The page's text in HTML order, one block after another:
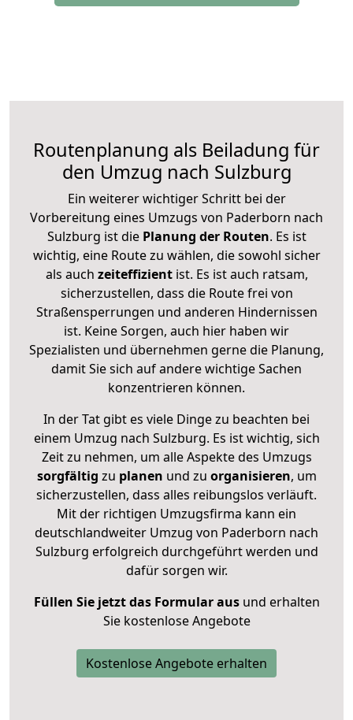
Routenplanung als Beiladung für
den Umzug nach Sulzburg
Ein weiterer wichtiger Schritt bei der
Vorbereitung eines Umzugs von Paderborn nach
Sulzburg ist diePlanung der Routen. Es ist
wichtig, eine Route zu wählen, die sowohl sicher
als auch zeiteffizientist. Es ist auch ratsam,
sicherzustellen, dass die Route frei von
Straßensperrungen und anderen Hindernissen
ist. Keine Sorgen, auch hier haben wir
Spezialisten und übernehmen gerne die Planung,
damit Sie sich auf andere wichtige Sachen
konzentrieren können.
In der Tat gibt es viele Dinge zu beachten bei
einem Umzug nach Sulzburg. Es ist wichtig, sich
Zeit zu nehmen, um alle Aspekte des Umzugs
sorgfältig zu planen und zu organisieren, um
sicherzustellen, dass alles reibungslos verläuft.
Mit der richtigen Umzugsfirma kann ein
deutschlandweiter Umzug von Paderborn nach
Sulzburg erfolgreich durchgeführt werden und
dafür sorgen wir.
Füllen Sie jetzt das Formular ausund erhalten
Sie kostenlose Angebote
Kostenlose Angebote erhalten